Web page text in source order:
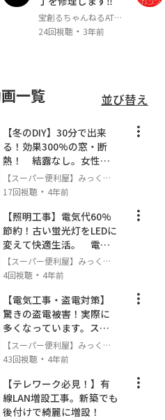
ですので住宅の事は
いただけます。
ンテナや、LAN工
ご相談いただける
らの小さいお仕事
っております。
からお選びいただ
アを確認してね！
sos.com/area
お友達登録（楽・
sos.com/line
804 （楽・早）
sos.com です。
ご住所を忘れずに！
宝創るちゃんねるATEN
ALES
24回視聴・ 3年前
一覧 並び替え
【冬のDIY】30分で出来
る！効果300%の窓・断
熱！ 結露なし。女性で
も子供でも簡単に。
【スーパー便利屋】みっく店
長が行く!
17回視聴 ・ 4年前
【照明工事】電気代60%
節約！古い蛍光灯をLEDに
変えて快適生活。 電気
工事士の免許を取ってDIY
を楽しもう！
【スーパー便利屋】みっく店
長が行く!
4回視聴 ・ 4年前
【電気工事・盗電対策】
驚きの盗電被害！実際に
多くなっています。スマ
ホや電動自転車で夜中の
盗電。精神的被害はとて
スで対策しましょう。電
気工事士免許を取って楽
しくDIY
【スーパー便利屋】みっく店
長が行く!
43回視聴 ・ 4年前
【テレワーク必見！】有
線LAN増設工事。新築でも
後付けで綺麗に増設！